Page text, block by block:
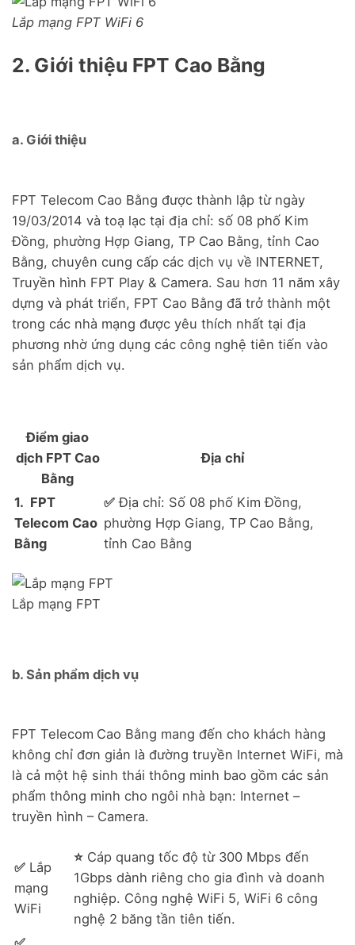
Lắp mạng FPT WiFi 6
2. Giới thiệu FPT Cao Bằng
a. Giới thiệu
FPT Telecom Cao Bằng được thành lập từ ngày
19/03/2014 và toạ lạc tại địa chỉ: số 08 phố Kim
Đồng, phường Hợp Giang, TP Cao Bằng, tỉnh Cao
Bằng, chuyên cung cấp các dịch vụ về INTERNET,
Truyền hình FPT Play & Camera. Sau hơn 11 năm xây
dựng và phát triển, FPT Cao Bằng đã trở thành một
trong các nhà mạng được yêu thích nhất tại địa
phương nhờ ứng dụng các công nghệ tiên tiến vào
sản phẩm dịch vụ.
Điểm giao
dịch FPT Cao
Bằng
Địa chỉ
1. FPT
Telecom Cao
Bằng
✅ Địa chỉ: Số 08 phố Kim Đồng,
phường Hợp Giang, TP Cao Bằng,
tỉnh Cao Bằng
Lắp mạng FPT
b. Sản phẩm dịch vụ
FPT Telecom Cao Bằng mang đến cho khách hàng
không chỉ đơn giản là đường truyền Internet WiFi, mà
là cả một hệ sinh thái thông minh bao gồm các sản
phẩm thông minh cho ngôi nhà bạn: Internet –
truyền hình – Camera.
✅ Lắp
mạng
WiFi
⭐ Cáp quang tốc độ từ 300 Mbps đến
1Gbps dành riêng cho gia đình và doanh
nghiệp. Công nghệ WiFi 5, WiFi 6 công
nghệ 2 băng tần tiên tiến.